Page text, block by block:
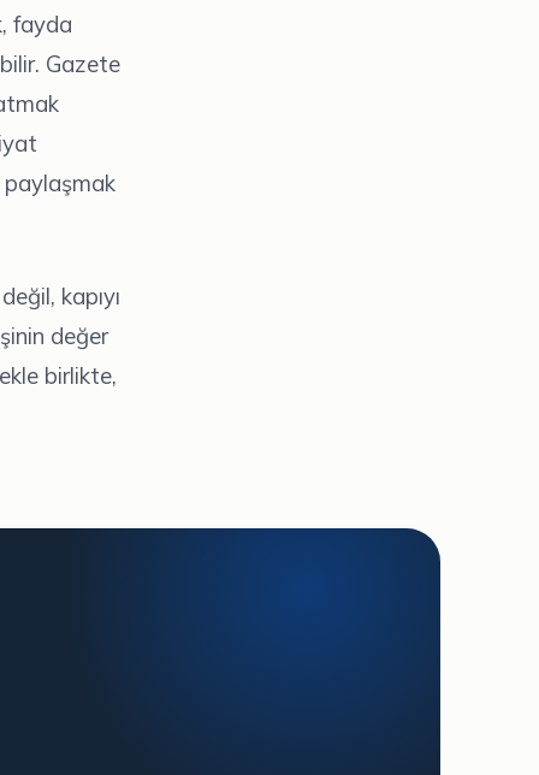
fayda
Gazete
paylaşmak
kapıyı
değer
birlikte,